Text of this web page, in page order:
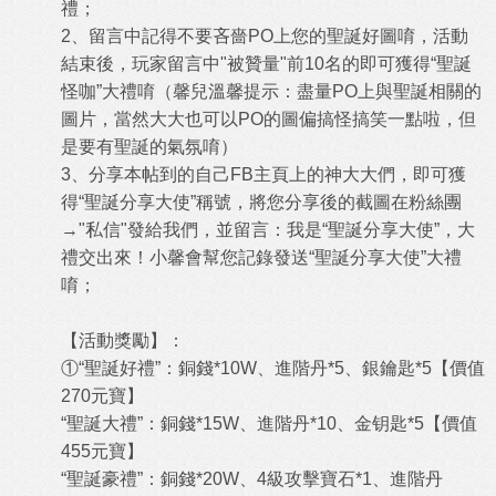
禮；
2、留言中記得不要吝嗇PO上您的聖誕好圖唷，活動
結束後，玩家留言中"被贊量"前10名的即可獲得“聖誕
怪咖”大禮唷（馨兒溫馨提示：盡量PO上與聖誕相關的
圖片，當然大大也可以PO的圖偏搞怪搞笑一點啦，但
是要有聖誕的氣氛唷）
3、分享本帖到的自己FB主頁上的神大大們，即可獲
得“聖誕分享大使”稱號，將您分享後的截圖在粉絲團
→"私信"發給我們，並留言：我是“聖誕分享大使”，大
禮交出來！小馨會幫您記錄發送“聖誕分享大使”大禮
唷；
【活動獎勵】：
①“聖誕好禮”：銅錢*10W、進階丹*5、銀鑰匙*5【價值
270元寶】
“聖誕大禮”：銅錢*15W、進階丹*10、金钥匙*5【價值
455元寶】
“聖誕豪禮”：銅錢*20W、4級攻擊寶石*1、進階丹